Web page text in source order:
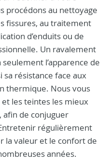
procédons au nettoyage
fissures, au traitement
d’enduits ou de
Un ravalement
l’apparence de
résistance face aux
thermique. Nous vous
les teintes les mieux
de conjuguer
régulièrement
la valeur et le confort de
années.